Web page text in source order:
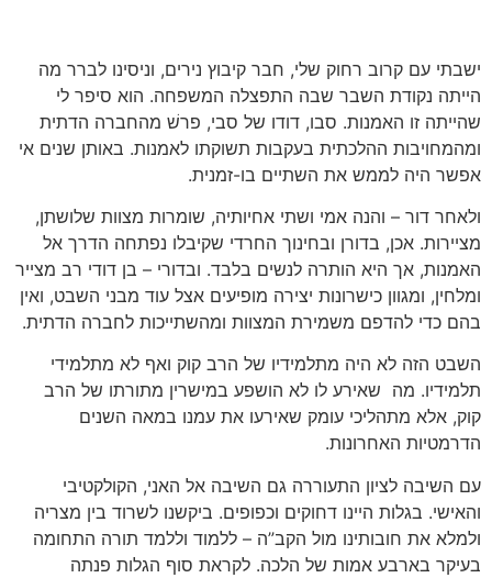
ישבתי עם קרוב רחוק שלי, חבר קיבוץ נירים, וניסינו לברר מה
הייתה נקודת השבר שבה התפצלה המשפחה. הוא סיפר לי
שהייתה זו האמנות. סבו, דודו של סבי, פרשׁ מהחברה הדתית
ומהמחויבות ההלכתית בעקבות תשוקתו לאמנות. באותן שנים אי
אפשר היה לממש את השתיים בו-זמנית.
ולאחר דור – והנה אמי ושתי אחיותיה, שומרות מצוות שלושתן,
מציירות. אכן, בדורן ובחינוך החרדי שקיבלו נפתחה הדרך אל
האמנות, אך היא הותרה לנשים בלבד. ובדורי – בן דודי רב מצייר
ומלחין, ומגוון כישרונות יצירה מופיעים אצל עוד מבני השבט, ואין
בהם כדי להדפם משמירת המצוות ומהשתייכות לחברה הדתית.
השבט הזה לא היה מתלמידיו של הרב קוק ואף לא מתלמידי
תלמידיו. מה שאירע לו לא הושפע במישרין מתורתו של הרב
קוק, אלא מתהליכי עומק שאירעו את עמנו במאה השנים
הדרמטיות האחרונות.
עם השיבה לציון התעוררה גם השיבה אל האני, הקולקטיבי
והאישי. בגלות היינו דחוקים וכפופים. ביקשנו לשרוד בין מצריה
ולמלא את חובותינו מול הקב”ה – ללמוד וללמד תורה התחומה
בעיקר בארבע אמות של הלכה. לקראת סוף הגלות פנתה